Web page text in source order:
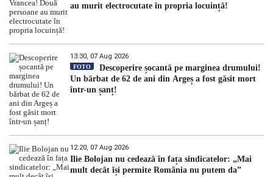
au murit electrocutate în propria locuință!
13:30, 07 Aug 2026
FOTO
Descoperire șocantă pe marginea drumului!
Un bărbat de 62 de ani din Argeș a fost găsit mort
într-un șanț!
12:20, 07 Aug 2026
Ilie Bolojan nu cedează în fața sindicatelor: „Mai
mult decât își permite România nu putem da”